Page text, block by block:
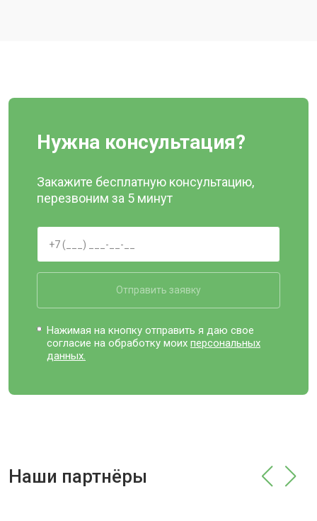
Нужна консультация?
Закажите бесплатную консультацию,
перезвоним за 5 минут
Отправить заявку
Нажимая на кнопку отправить я даю свое
согласие на обработку моихперсональных
данных.
Наши партнёры